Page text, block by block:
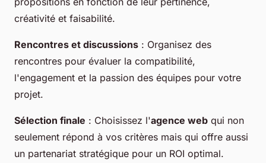
créativité et faisabilité.
Rencontres et discussions : Organisez des
rencontres pour évaluer la compatibilité,
l'engagement et la passion des équipes pour votre
projet.
Sélection finale : Choisissez l'agence web qui non
seulement répond à vos critères mais qui offre aussi
un partenariat stratégique pour un ROI optimal.